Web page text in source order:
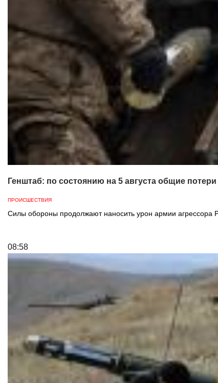
Генштаб: по состоянию на 5 августа общие
ПРОИСШЕСТВИЯ
Силы обороны продолжают наносить урон армии агрессора
08:58